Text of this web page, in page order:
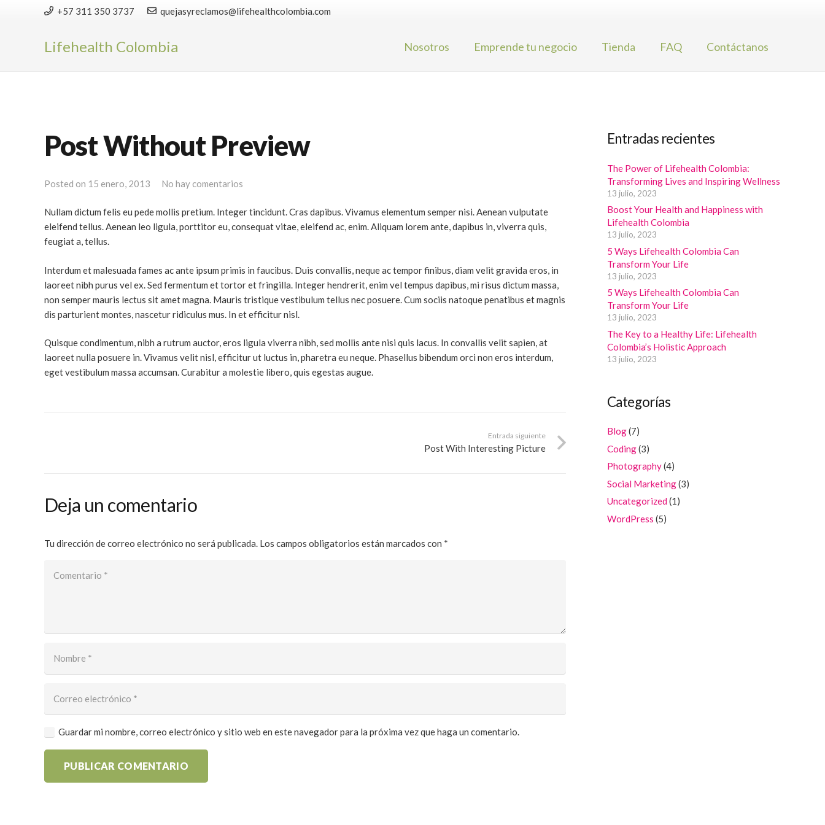
+57 311 350 3737 quejasyreclamos@lifehealthcolombia.com
Lifehealth Colombia Nosotros Emprende tu negocio Tienda FAQ Contáctanos
Post Without Preview
Posted on 15 enero, 2013 No hay comentarios
Nullam dictum felis eu pede mollis pretium. Integer tincidunt. Cras dapibus. Vivamus elementum semper nisi. Aenean vulputate
eleifend tellus. Aenean leo ligula, porttitor eu, consequat vitae, eleifend ac, enim. Aliquam lorem ante, dapibus in, viverra quis,
feugiat a, tellus.
Interdum et malesuada fames ac ante ipsum primis in faucibus. Duis convallis, neque ac tempor finibus, diam velit gravida eros, in
laoreet nibh purus vel ex. Sed fermentum et tortor et fringilla. Integer hendrerit, enim vel tempus dapibus, mi risus dictum massa,
non semper mauris lectus sit amet magna. Mauris tristique vestibulum tellus nec posuere. Cum sociis natoque penatibus et magnis
dis parturient montes, nascetur ridiculus mus. In et efficitur nisl.
Quisque condimentum, nibh a rutrum auctor, eros ligula viverra nibh, sed mollis ante nisi quis lacus. In convallis velit sapien, at
laoreet nulla posuere in. Vivamus velit nisl, efficitur ut luctus in, pharetra eu neque. Phasellus bibendum orci non eros interdum,
eget vestibulum massa accumsan. Curabitur a molestie libero, quis egestas augue.
Entrada siguiente
Post With Interesting Picture
Deja un comentario
Tu dirección de correo electrónico no será publicada. Los campos obligatorios están marcados con *
Guardar mi nombre, correo electrónico y sitio web en este navegador para la próxima vez que haga un comentario.
PUBLICAR COMENTARIO
Entradas recientes
The Power of Lifehealth Colombia:
Transforming Lives and Inspiring Wellness
13 julio, 2023
Boost Your Health and Happiness with
Lifehealth Colombia
13 julio, 2023
5 Ways Lifehealth Colombia Can
Transform Your Life
13 julio, 2023
5 Ways Lifehealth Colombia Can
Transform Your Life
13 julio, 2023
The Key to a Healthy Life: Lifehealth
Colombia’s Holistic Approach
13 julio, 2023
Categorías
Blog(7)
Coding(3)
Photography(4)
Social Marketing(3)
Uncategorized (1)
WordPress (5)